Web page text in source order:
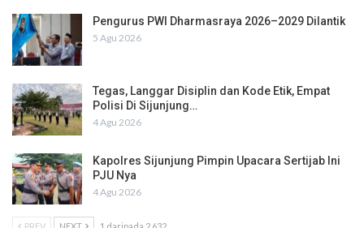
Pengurus PWI Dharmasraya 2026–2029 Dilantik
5 Agu 2026
Tegas, Langgar Disiplin dan Kode Etik, Empat
Polisi Di Sijunjung…
4 Agu 2026
Kapolres Sijunjung Pimpin Upacara Sertijab Ini
PJU Nya
4 Agu 2026